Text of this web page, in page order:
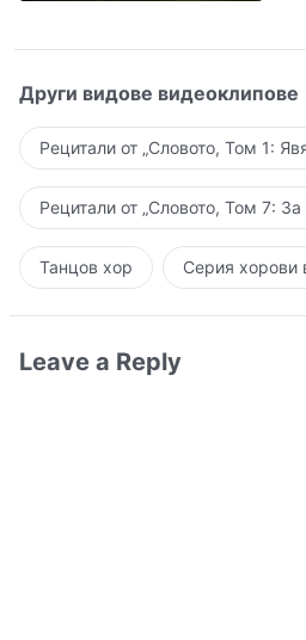
Други видове видеоклипове
Рецитали от „Словото, Том 1:
Рецитали от „Словото, Том 7:
Танцов хор Серия хорови
Leave a Reply